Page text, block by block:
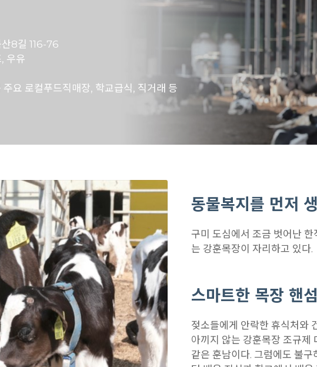
8길 116-76
우유
주요 로컬푸드직매장, 학교급식, 직거래 등
동물복지를 먼저
구미 도심에서 조금 벗어난
는 강훈목장이 자리하고 있다.
스마트한 목장 핸
젖소들에게 안락한 휴식처와
아끼지 않는 강훈목장 조규제
같은 훈남이다. 그럼에도 불